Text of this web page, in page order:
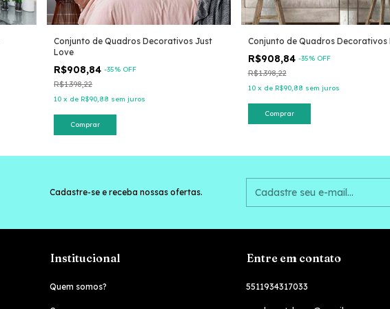
Conjunto de Quadros Decorativos Just
Love
R$908,84-35% OFF
R$1.398,22
10 x deR$90,88 sem juros
Comprar
Conjunto de Quadros Decorativos
R$908,84 -35% OFF
R$1.398,22
10 x de R$90,88 sem juros
Comprar
Cadastre-se e receba nossas ofertas.
Institucional
Quem somos?
Entre em contato
5511934317033